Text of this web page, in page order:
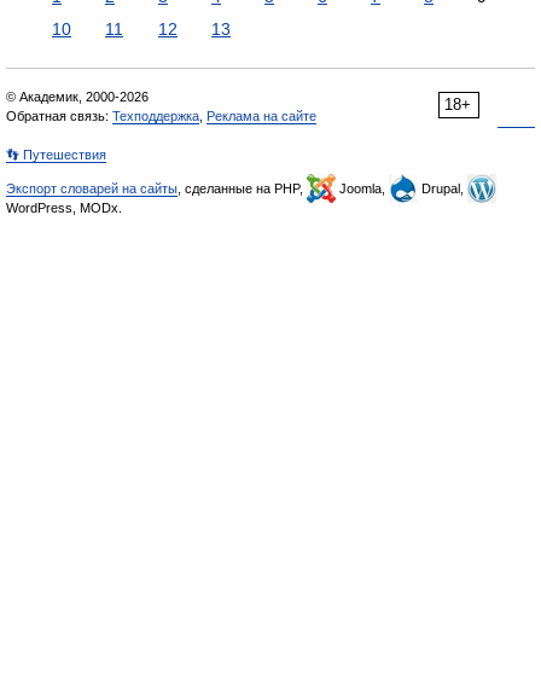
10
11 12 13
18+
© Академик, 2000-2026
Обратная связь: Техподдержка Реклама на сайте
👣 Путешествия
Экспорт словарей на сайты , сделанные на PHP, Joomla,
Drupal,
WordPress, MODx.